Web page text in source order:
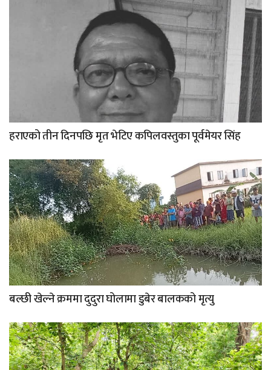
हराएको तीन दिनपछि मृत भेटिए कपिलवस्तुका पूर्वमेयर सिंह
बल्छी खेल्ने क्रममा दुदुरा घोलामा डुबेर बालकको मृत्यु